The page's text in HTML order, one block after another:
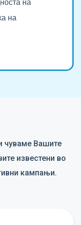
на
на
чуваме Вашите
известени во
кампањи.